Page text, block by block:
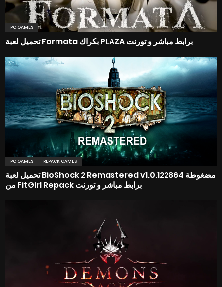
PC GAMES
تحميل لعبة Formata بكراك PLAZA برابط مباشر و تورنت
PC GAMES REPACK GAMES
تحميل لعبة BioShock 2 Remastered v1.0.122864 مضغوطة
من FitGirl Repack برابط مباشر و تورنت